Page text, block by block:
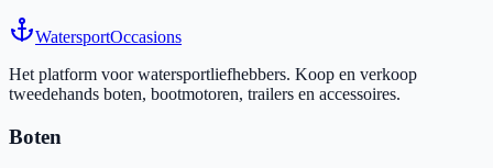
WatersportOccasions
Het platform voor watersportliefhebbers. Koop en verkoop
tweedehands boten, bootmotoren, trailers en accessoires.
Boten